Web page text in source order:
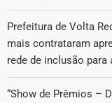
Prefeitura de Volta
mais contrataram
rede de inclusão
“Show de Prêmios –